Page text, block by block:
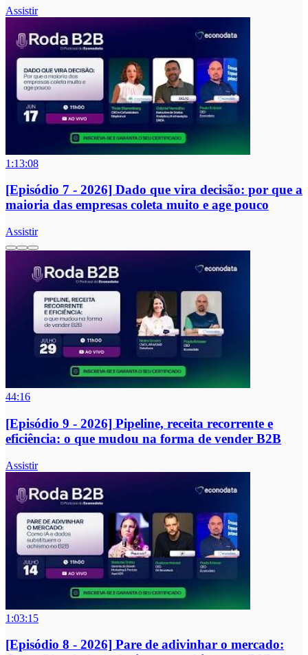
Assistir
1:13:08
[Episódio 7 - 2026] Dado que vira decisão: por que a
maioria das empresas coleta muito e age pouco
Assistir
44:16
[Episódio 9 - 2026] Pipeline, receita recorrente e
eficiência: o que mudou na forma de vender B2B
Assistir
1:03:15
[Episódio 8 - 2026] Pare de adivinhar o mercado: